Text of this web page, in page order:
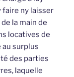
faire ny laisser
la main de
locatives de
au surplus
des parties
laquelle